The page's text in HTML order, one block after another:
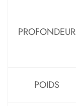
PROFONDEUR
POIDS